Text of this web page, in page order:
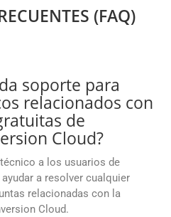
(FAQ)
soporte para
relacionados con
de
Cloud?
a los usuarios de
a resolver cualquier
relacionadas con la
Cloud.